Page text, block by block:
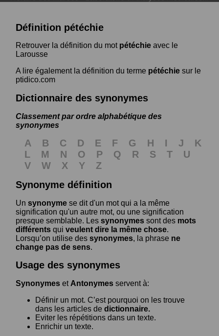
Définition pétéchie
Retrouver la définition du mot pétéchie avec le
Larousse
A lire également la définition du terme pétéchie sur le
ptidico.com
Dictionnaire des synonymes
Classement par ordre alphabétique des
synonymes
A B C D E F G H I J
K
L
M N O P Q R S T
U
V
W X Y
Z
Synonyme définition
Un synonyme se dit d'un mot qui a la même
signification qu'un autre mot, ou une signification
presque semblable. Les synonymes sont des mots
différents qui veulent dire la même chose.
Lorsqu’on utilise des synonymes, la phrase ne
change pas de sens.
Usage des synonymes
Synonymes et Antonymes servent à:
Définir un mot. C’est pourquoi on les trouve
dans les articles de dictionnaire.
Eviter les répétitions dans un texte.
Enrichir un texte.